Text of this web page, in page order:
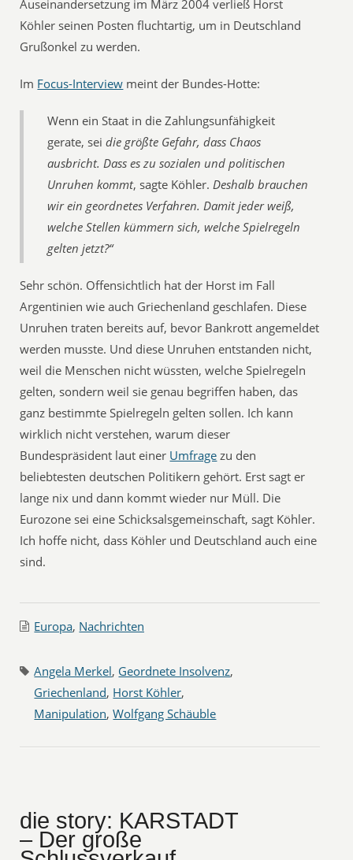
Auseinandersetzung im März 2004 verließ Horst
Köhler seinen Posten fluchtartig, um in Deutschland
Grußonkel zu werden.
Im Focus-Interview meint der Bundes-Hotte:
Wenn ein Staat in die Zahlungsunfähigkeit
gerate, seidie größte Gefahr, dass Chaos
ausbricht. Dass es zu sozialen und politischen
Unruhen kommt, sagte Köhler.Deshalb brauchen
wir ein geordnetes Verfahren. Damit jeder weiß,
welche Stellen kümmern sich, welche Spielregeln
gelten jetzt?“
Sehr schön. Offensichtlich hat der Horst im Fall
Argentinien wie auch Griechenland geschlafen. Diese
Unruhen traten bereits auf, bevor Bankrott angemeldet
werden musste. Und diese Unruhen entstanden nicht,
weil die Menschen nicht wüssten, welche Spielregeln
gelten, sondern weil sie genau begriffen haben, das
ganz bestimmte Spielregeln gelten sollen. Ich kann
wirklich nicht verstehen, warum dieser
Bundespräsident laut einer Umfrage zu den
beliebtesten deutschen Politikern gehört. Erst sagt er
lange nix und dann kommt wieder nur Müll. Die
Eurozone sei eine Schicksalsgemeinschaft, sagt Köhler.
Ich hoffe nicht, dass Köhler und Deutschland auch eine
sind.
Europa, Nachrichten
Angela Merkel, Geordnete Insolvenz,
Griechenland, Horst Köhler,
Manipulation,Wolfgang Schäuble
die story: KARSTADT
– Der große